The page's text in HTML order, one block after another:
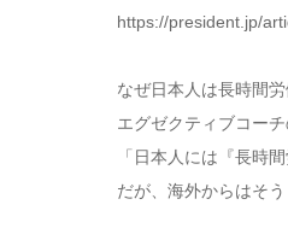
https://president.jp/
なぜ日本人は長時間
エグゼクティブコー
「日本人には『長時
だが、海外からはそ